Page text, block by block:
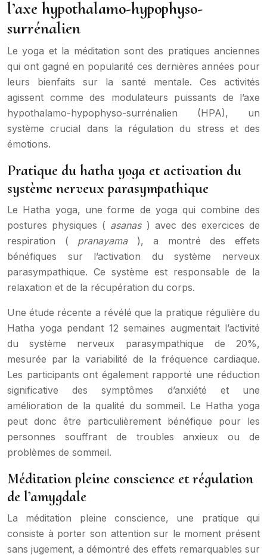
l’axe hypothalamo-hypophyso-
surrénalien
Le yoga et la méditation sont des pratiques anciennes
qui ont gagné en popularité ces dernières années pour
leurs bienfaits sur la santé mentale. Ces activités
agissent comme des modulateurs puissants de l’axe
hypothalamo-hypophyso-surrénalien (HPA), un
système crucial dans la régulation du stress et des
émotions.
Pratique du hatha yoga et activation du
système nerveux parasympathique
Le Hatha yoga, une forme de yoga qui combine des
postures physiques ( asanas ) avec des exercices de
respiration ( pranayama ), a montré des effets
bénéfiques sur l’activation du système nerveux
parasympathique. Ce système est responsable de la
relaxation et de la récupération du corps.
Une étude récente a révélé que la pratique régulière du
Hatha yoga pendant 12 semaines augmentait l’activité
du système nerveux parasympathique de 20%,
mesurée par la variabilité de la fréquence cardiaque.
Les participants ont également rapporté une réduction
significative des symptômes d’anxiété et une
amélioration de la qualité du sommeil. Le Hatha yoga
peut donc être particulièrement bénéfique pour les
personnes souffrant de troubles anxieux ou de
problèmes de sommeil.
Méditation pleine conscience et régulation
de l’amygdale
La méditation pleine conscience, une pratique qui
consiste à porter son attention sur le moment présent
sans jugement, a démontré des effets remarquables sur